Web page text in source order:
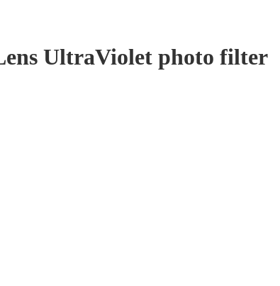
UltraViolet photo filter